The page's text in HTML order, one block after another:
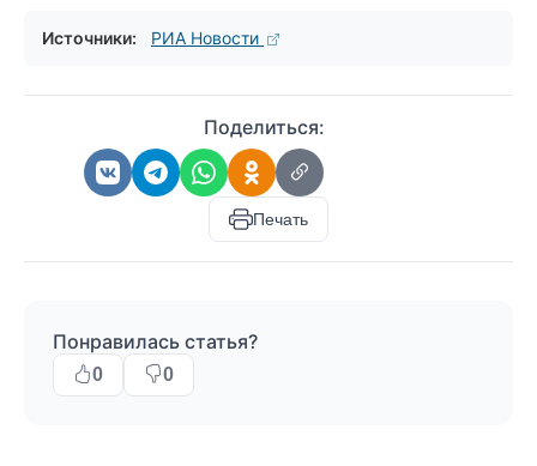
Источники: РИА Новости
Поделиться:
Печать
Понравилась статья?
0 0